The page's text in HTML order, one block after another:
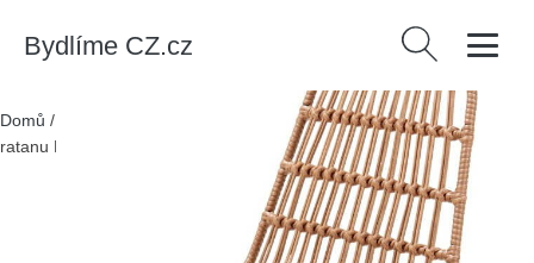
Bydlíme CZ.cz Vyhledávání
Domů /
Sada 2 zahradních židlí z umělého
ratanu Bonami Essentials Gabriela